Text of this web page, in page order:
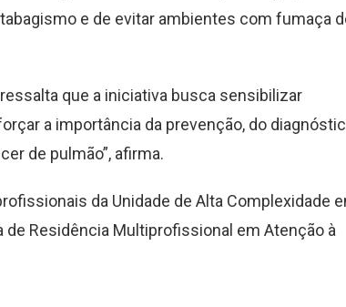
e de evitar ambientes com fumaça
que a iniciativa busca sensibilizar
a importância da prevenção, do
de pulmão”, afirma.
da Unidade de Alta Complexidade
de Residência Multiprofissional em Atenção à